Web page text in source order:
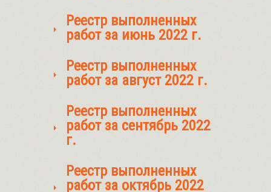
Реестр выполненных
работ за июнь 2022 г.
Реестр выполненных
работ за август 2022 г.
Реестр выполненных
работ за сентябрь 2022
г.
Реестр выполненных
работ за октябрь 2022